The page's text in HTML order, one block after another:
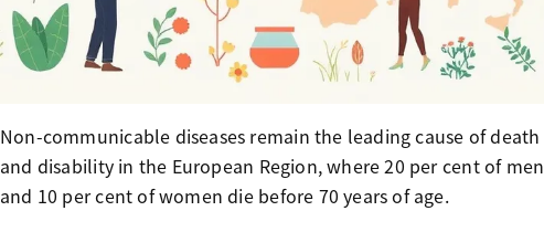
Non-communicable diseases remain the leading cause of death
and disability in the European Region, where 20 per cent of men
and 10 per cent of women die before 70 years of age.